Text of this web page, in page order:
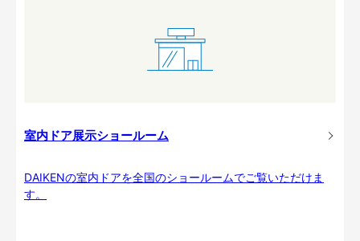
室内ドア展示ショールーム
DAIKENの室内ドアを全国のショールームでご覧いただけま
す。